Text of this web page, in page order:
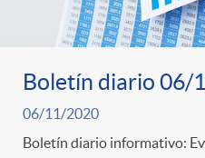
Boletín diario 06/
06/11/2020
Boletín diario informativo: